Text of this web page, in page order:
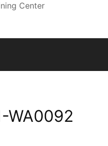
Center
WA0092